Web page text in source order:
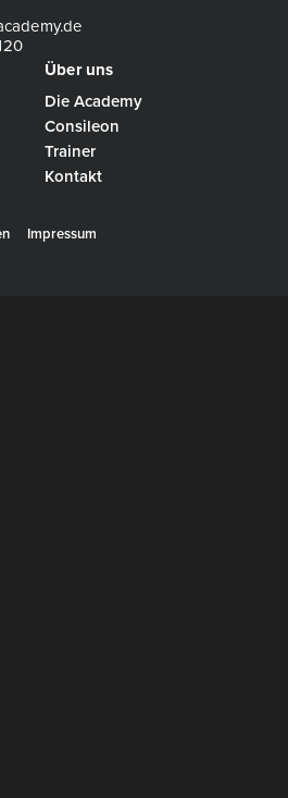
Über uns
Die Academy
Consileon
Trainer
Kontakt
Impressum